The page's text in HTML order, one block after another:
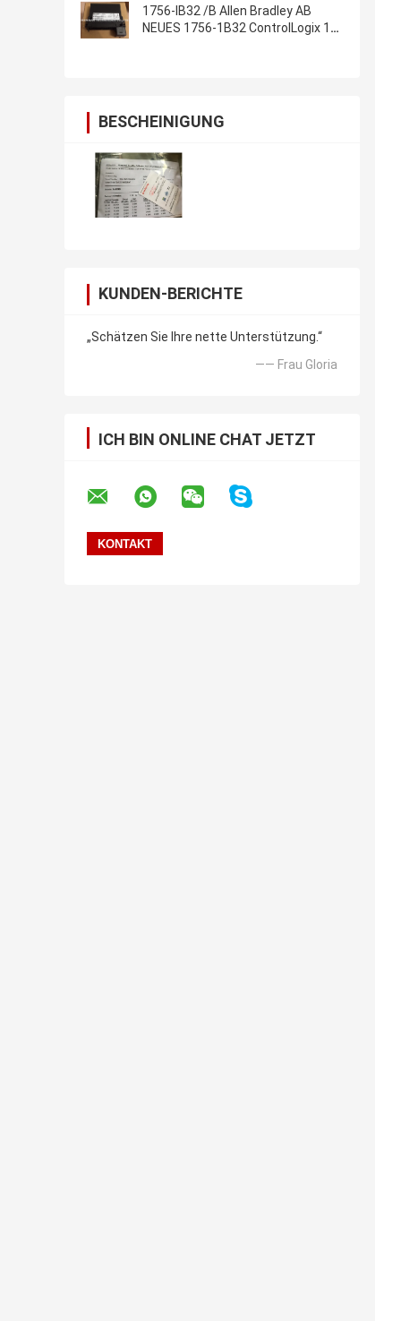
1756-IB32 /B Allen Bradley AB
NEUES 1756-1B32 ControlLogix 10-
BESCHEINIGUNG
KUNDEN-BERICHTE
„Schätzen Sie Ihre nette Unterstützung.“
—— Frau Gloria
ICH BIN ONLINE CHAT JETZT